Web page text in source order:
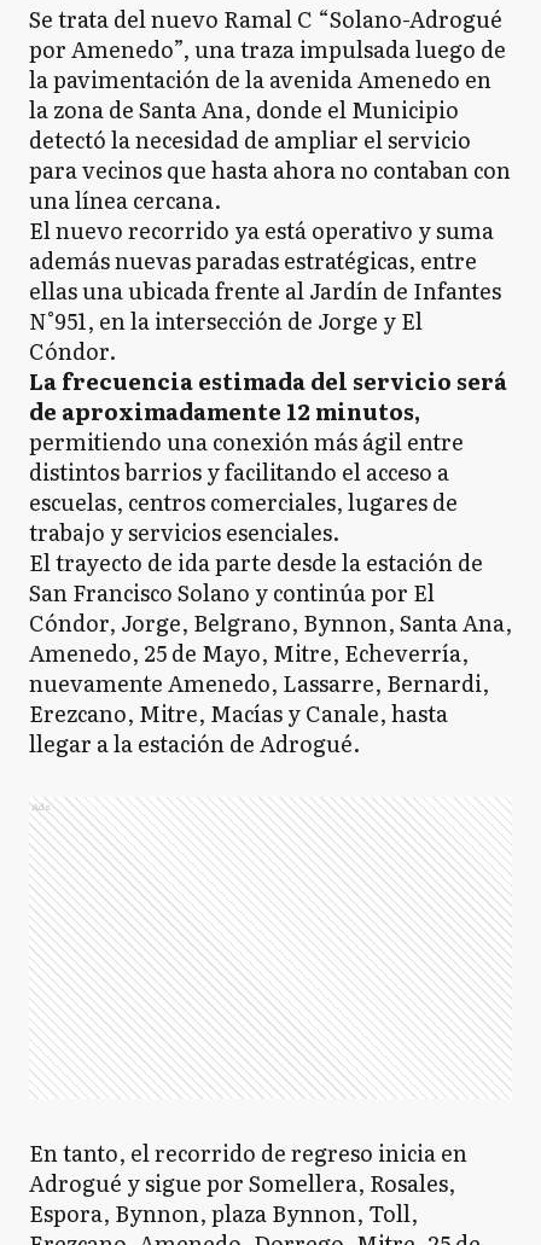
Se trata del nuevo Ramal C “Solano-Adrogué
por Amenedo”, una traza impulsada luego de
la pavimentación de la avenida Amenedo en
la zona de Santa Ana, donde el Municipio
detectó la necesidad de ampliar el servicio
para vecinos que hasta ahora no contaban con
una línea cercana.
El nuevo recorrido ya está operativo y suma
además nuevas paradas estratégicas, entre
ellas una ubicada frente al Jardín de Infantes
N°951, en la intersección de Jorge y El
Cóndor.
La frecuencia estimada del servicio será
de aproximadamente 12 minutos,
permitiendo una conexión más ágil entre
distintos barrios y facilitando el acceso a
escuelas, centros comerciales, lugares de
trabajo y servicios esenciales.
El trayecto de ida parte desde la estación de
San Francisco Solano y continúa por El
Cóndor, Jorge, Belgrano, Bynnon, Santa Ana,
Amenedo, 25 de Mayo, Mitre, Echeverría,
nuevamente Amenedo, Lassarre, Bernardi,
Erezcano, Mitre, Macías y Canale, hasta
llegar a la estación de Adrogué.
Ads
En tanto, el recorrido de regreso inicia en
Adrogué y sigue por Somellera, Rosales,
Espora, Bynnon, plaza Bynnon, Toll,